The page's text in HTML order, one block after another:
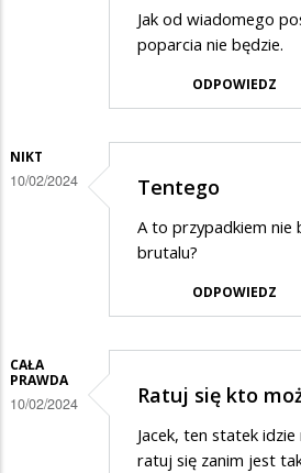
Jak od wiadomego
poparcia nie będzie.
ODPOWIEDZ
NIKT
10/02/2024 Tentego
A to przypadkiem nie
brutalu?
ODPOWIEDZ
CAŁA
PRAWDA
10/02/2024 Ratuj się kto
Jacek, ten statek
ratuj się zanim jest